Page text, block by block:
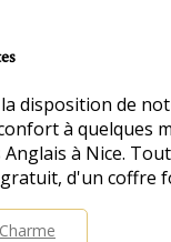
disposition de
à quelques
Anglais à Nice.
d'un coffre